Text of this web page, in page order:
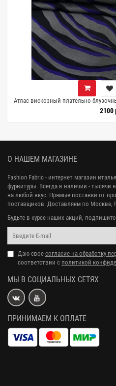
Атлас вискозный плательно-
зебру SF H21/9
2100
О НАШЕМ МАГАЗИНЕ
Fashion Fabric - интернет магазин
фурнитуры. Всегда в наличии -
на любой вкус. Прямые поставки от
поставщиков. Доставляем по Москве,
Будьте в курсе наших акций,
Даю свое согласие на обработку
соответствии с политикой
МЫ В СОЦИАЛЬНЫХ СЕТЯХ
ПРИНИМАЕМ К ОПЛАТЕ